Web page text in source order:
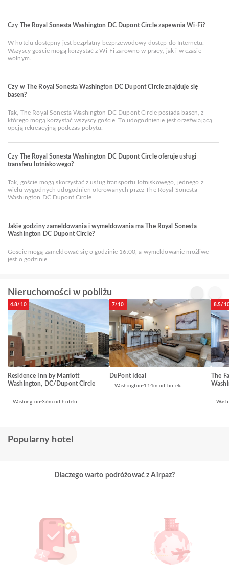
Czy The Royal Sonesta Washington DC Dupont Circle zapewnia Wi-Fi?
W hotelu dostępny jest bezpłatny bezprzewodowy dostęp do Internetu.
Wszyscy goście mogą korzystać z Wi-Fi zarówno w pracy, jak i w czasie
wolnym.
Czy w The Royal Sonesta Washington DC Dupont Circle znajduje się
basen?
Tak, The Royal Sonesta Washington DC Dupont Circle posiada basen, z
którego mogą korzystać wszyscy goście. To udogodnienie jest orzeźwiającą
opcją rekreacyjną podczas pobytu.
Czy The Royal Sonesta Washington DC Dupont Circle oferuje usługi
transferu lotniskowego?
Tak, goście mogą skorzystać z usług transportu lotniskowego, jednego z
wielu wygodnych udogodnień oferowanych przez The Royal Sonesta
Washington DC Dupont Circle
Jakie godziny zameldowania i wymeldowania ma The Royal Sonesta
Washington DC Dupont Circle?
Goście mogą zameldować się o godzinie 16:00, a wymeldowanie możliwe
jest o godzinie
Nieruchomości w pobliżu
4.8/10
Residence Inn by Marriott
Washington, DC/Dupont Circle
Washington 36m od hotelu
7/10
DuPont Ideal
Washington 114m od hotelu
8.5/
The
Popularny hotel
Dlaczego warto podróżować z Airpaz?